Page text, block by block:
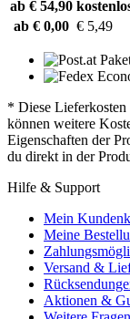
ab € 54,90
ab € 0,00 € 5,49
* Diese Lieferkosten
können weitere
Eigenschaften der
du direkt in der
Hilfe & Support
Mein
Meine
Versand &
Aktionen &